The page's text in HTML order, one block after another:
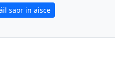
saor in aisce